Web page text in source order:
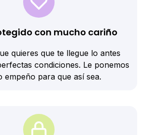
con mucho cariño
quieres que te llegue lo antes
condiciones. Le ponemos
empeño para que así sea.